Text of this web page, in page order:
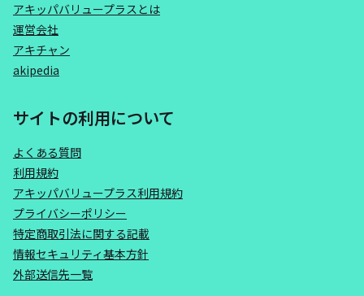
アキッパバリュープラスとは
運営会社
アキチャン
akipedia
サイトの利用について
よくある質問
利用規約
アキッパバリュープラス利用規約
プライバシーポリシー
特定商取引法に関する記載
情報セキュリティ基本方針
外部送信先一覧